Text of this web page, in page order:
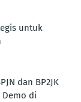
untuk
dan BP2JK
Demo di